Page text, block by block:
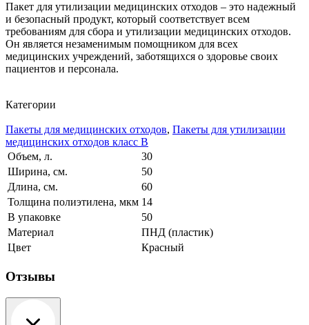
Пакет для утилизации медицинских отходов – это надежный
и безопасный продукт, который соответствует всем
требованиям для сбора и утилизации медицинских отходов.
Он является незаменимым помощником для всех
медицинских учреждений, заботящихся о здоровье своих
пациентов и персонала.
Категории
Пакеты для медицинских отходов, Пакеты для утилизации
медицинских отходов класс В
Объем, л.
30
Ширина, см.
50
Длина, см.
60
Толщина полиэтилена, мкм 14
В упаковке
50
Материал
ПНД (пластик)
Цвет
Красный
Отзывы